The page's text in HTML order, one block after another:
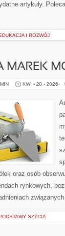
artykuły.
I ROZWÓJ
MAREK
KWI - 20 - 2026
oraz osób
rynkowych,
SZYCIA